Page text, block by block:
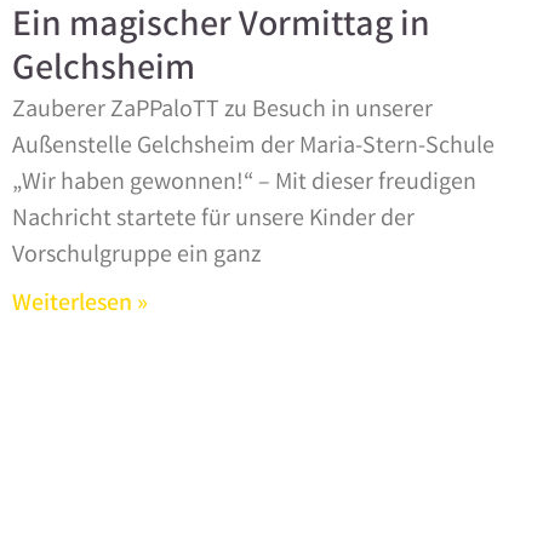
Ein magischer Vormittag in
Gelchsheim
Zauberer ZaPPaloTT zu Besuch in unserer
Außenstelle Gelchsheim der Maria-Stern-Schule ​
„Wir haben gewonnen!“ – Mit dieser freudigen
Nachricht startete für unsere Kinder der
Vorschulgruppe ein ganz
Weiterlesen »